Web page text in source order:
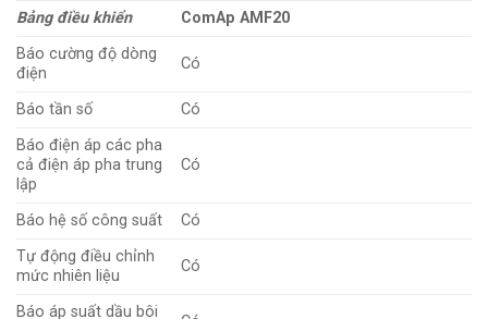
Bảng điều khiển
ComAp AMF20
Báo cường độ dòng
điện
Có
Báo tần số
Có
Báo điện áp các pha
cả điện áp pha trung
lập
Có
Báo hệ số công suất
Có
Tự động điều chỉnh
mức nhiên liệu
Có
Báo áp suất dầu bôi